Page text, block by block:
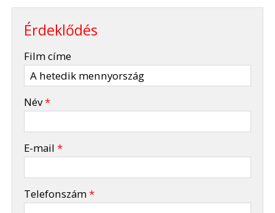
Érdeklődés
Film címe
Név*
E-mail*
Telefonszám*